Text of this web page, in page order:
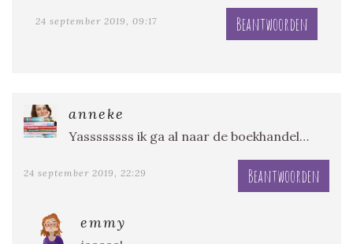
24 september 2019, 09:17 Beantwoorden
anneke
Yassssssss ik ga al naar de boekhandel…
24 september 2019, 22:29 Beantwoorden
emmy